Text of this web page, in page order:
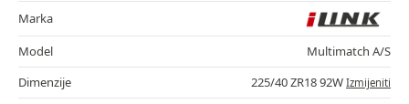
Marka
Model
Multimatch A/S
Dimenzije
225/40 ZR18 92W Izmijeniti